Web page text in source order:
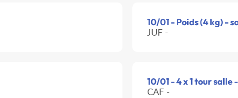
10/01 - Poids (4 kg) -
JUF -
10/01 - 4 x 1 tour salle
CAF -